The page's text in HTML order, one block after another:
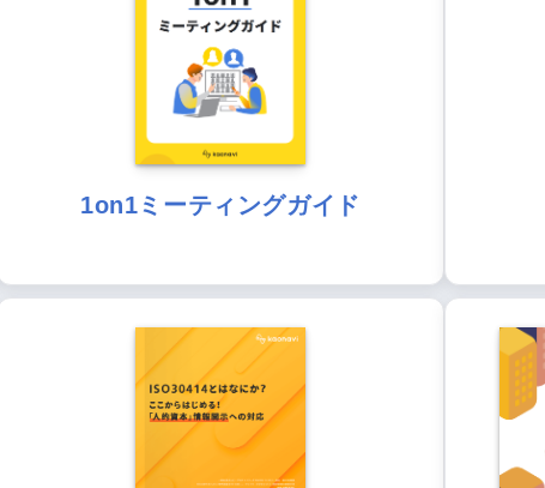
1on1ミーティングガイド